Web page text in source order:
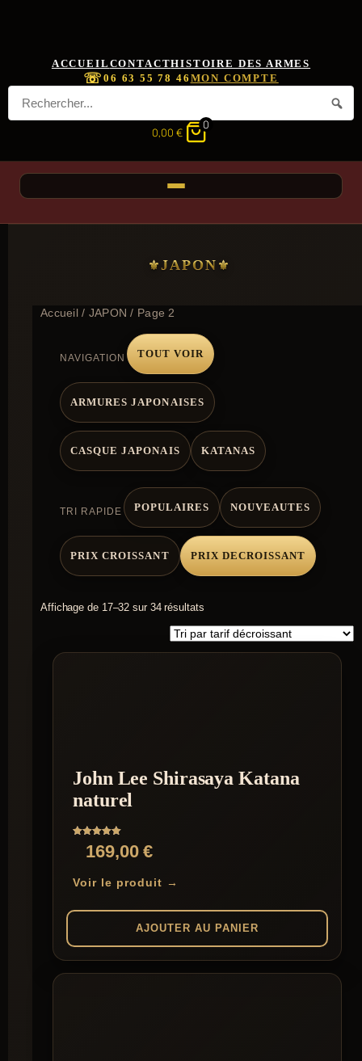
ACCUEIL CONTACTHISTOIRE DES ARMES
☏06 63 55 78 46 MON COMPTE
0,00 €
0
JAPON
Accueil/ JAPON / Page 2
NAVIGATION TOUT VOIR
ARMURES JAPONAISES
CASQUE JAPONAIS KATANAS
TRI RAPIDE POPULAIRES NOUVEAUTES
PRIX CROISSANT PRIX DECROISSANT
Affichage de 17–32 sur 34 résultatsTrié
prix
décroissant
John Lee Shirasaya Katana
naturel
Note169,00€
Voir le produit →
AJOUTER AU PANIER